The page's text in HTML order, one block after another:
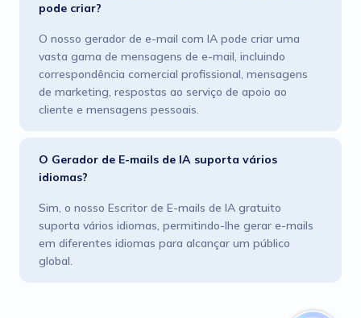
pode criar?
O nosso gerador de e-mail com IA pode criar uma
vasta gama de mensagens de e-mail, incluindo
correspondência comercial profissional, mensagens
de marketing, respostas ao serviço de apoio ao
cliente e mensagens pessoais.
O Gerador de E-mails de IA suporta vários
idiomas?
Sim, o nosso Escritor de E-mails de IA gratuito
suporta vários idiomas, permitindo-lhe gerar e-mails
em diferentes idiomas para alcançar um público
global.